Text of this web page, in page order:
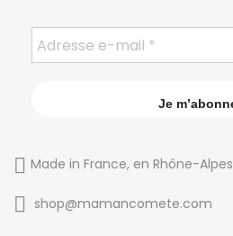
Made in France, en Rhône-Alpes
shop@mamancomete.com